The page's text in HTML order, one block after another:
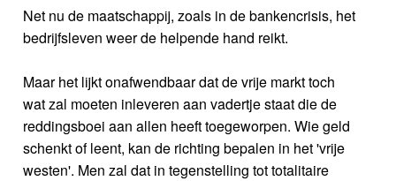
Net nu de maatschappij, zoals in de bankencrisis, het
bedrijfsleven weer de helpende hand reikt.
Maar het lijkt onafwendbaar dat de vrije markt toch
wat zal moeten inleveren aan vadertje staat die de
reddingsboei aan allen heeft toegeworpen. Wie geld
schenkt of leent, kan de richting bepalen in het 'vrije
westen'. Men zal dat in tegenstelling tot totalitaire